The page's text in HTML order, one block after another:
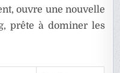
ouvre une nouvelle
prête à dominer les